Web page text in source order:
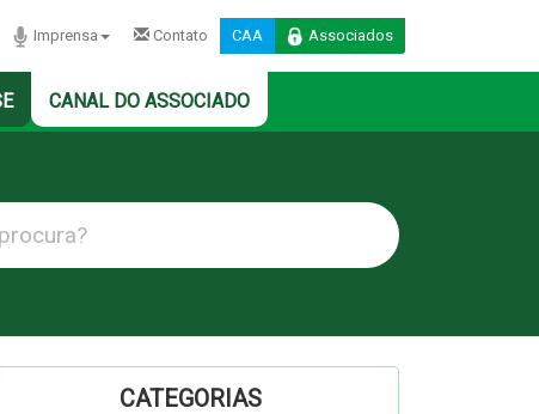
Imprensa Contato CAA Associados
CANAL DO ASSOCIADO
CATEGORIAS